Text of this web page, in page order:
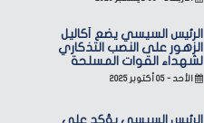
الرئيس السيسي يضع أكاليل
الزهور على النصب التذكاري
لشهداء القوات المسلحة
الأحد - ٠٥ أكتوبر ٢٠٢٥
الرئيس السيسي يؤكد على